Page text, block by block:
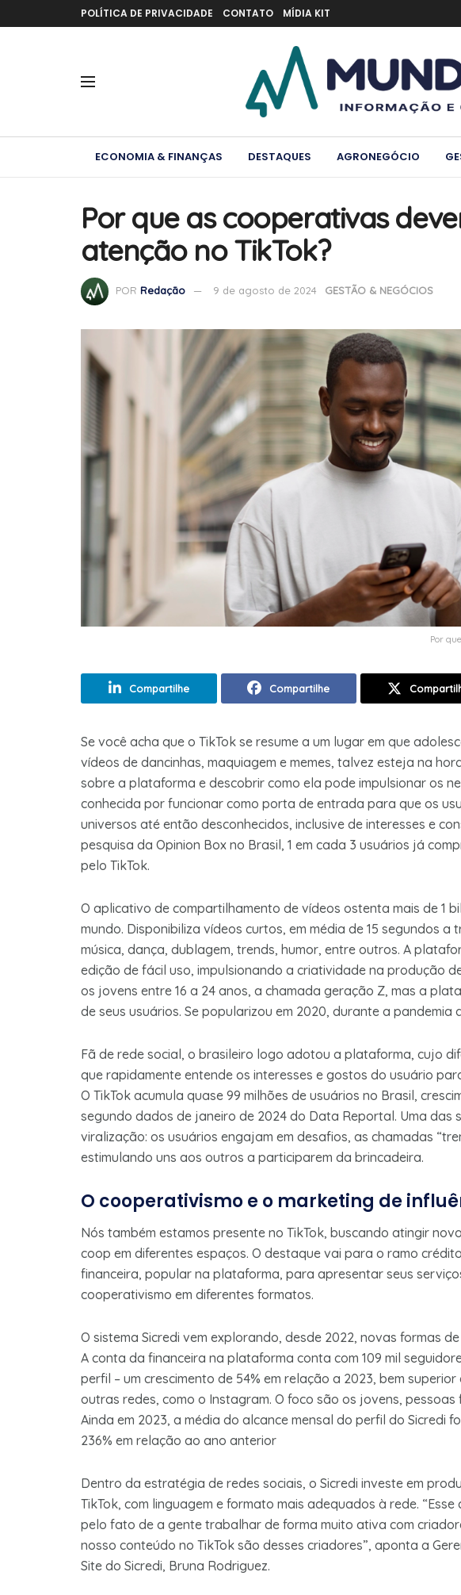
POLÍTICA DE PRIVACIDADE CONTATO MÍDIA KIT
ECONOMIA & FINANÇAS DESTAQUES AGRONEGÓCIO
Por que as cooperativas
atenção no TikTok?
POR Redação 9 de agosto de 2024 GESTÃO & NEGÓCIOS
Por
Compartilhe Compartilhe
Se você acha que o TikTok se resume a um lugar em que
vídeos de dancinhas, maquiagem e memes, talvez esteja na
sobre a plataforma e descobrir como ela pode impulsionar os
conhecida por funcionar como porta de entrada para que os
universos até então desconhecidos, inclusive de interesses e
pesquisa da Opinion Box no Brasil, 1 em cada 3 usuários já
pelo TikTok.
O aplicativo de compartilhamento de vídeos ostenta mais de 1
mundo. Disponibiliza vídeos curtos, em média de 15 segundos a
música, dança, dublagem, trends, humor, entre outros. A
edição de fácil uso, impulsionando a criatividade na produção
os jovens entre 16 a 24 anos, a chamada geração Z, mas a
de seus usuários. Se popularizou em 2020, durante a pandemia
Fã de rede social, o brasileiro logo adotou a plataforma, cujo
que rapidamente entende os interesses e gostos do usuário
O TikTok acumula quase 99 milhões de usuários no Brasil,
segundo dados de janeiro de 2024 do Data Reportal. Uma das
viralização: os usuários engajam em desafios, as chamadas
estimulando uns aos outros a participarem da brincadeira.
O cooperativismo e o marketing de
Nós também estamos presente no TikTok, buscando atingir
coop em diferentes espaços. O destaque vai para o ramo
financeira, popular na plataforma, para apresentar seus
cooperativismo em diferentes formatos.
O sistema Sicredi vem explorando, desde 2022, novas formas
A conta da financeira na plataforma conta com 109 mil
perfil – um crescimento de 54% em relação a 2023, bem
outras redes, como o Instagram. O foco são os jovens, pessoas
Ainda em 2023, a média do alcance mensal do perfil do Sicredi
236% em relação ao ano anterior
Dentro da estratégia de redes sociais, o Sicredi investe em
TikTok, com linguagem e formato mais adequados à rede.
pelo fato de a gente trabalhar de forma muito ativa com
nosso conteúdo no TikTok são desses criadores”, aponta a
Site do Sicredi, Bruna Rodriguez.